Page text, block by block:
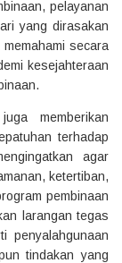
pelayanan
yang dirasakan
secara
kesejahteraan
memberikan
terhadap
agar
ketertiban,
pembinaan
larangan tegas
penyalahgunaan
tindakan yang